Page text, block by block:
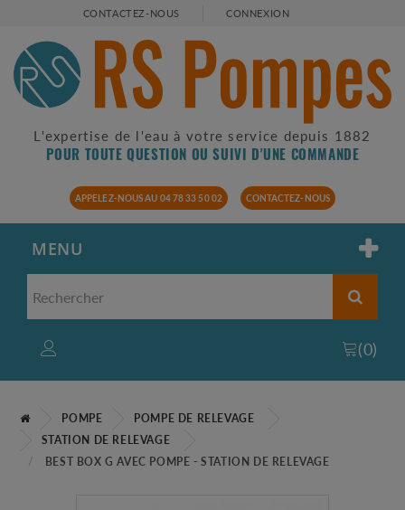
CONTACTEZ-NOUS CONNEXION
L'expertise de l'eau à votre service depuis 1882
POUR TOUTE QUESTION OU SUIVI D'UNE COMMANDE
APPELEZ-NOUS AU 04 78 33 50 02 CONTACTEZ-NOUS
MENU
(0)
POMPE
POMPE DE RELEVAGE
STATION DE RELEVAGE
BEST BOX G AVEC POMPE - STATION DE RELEVAGE